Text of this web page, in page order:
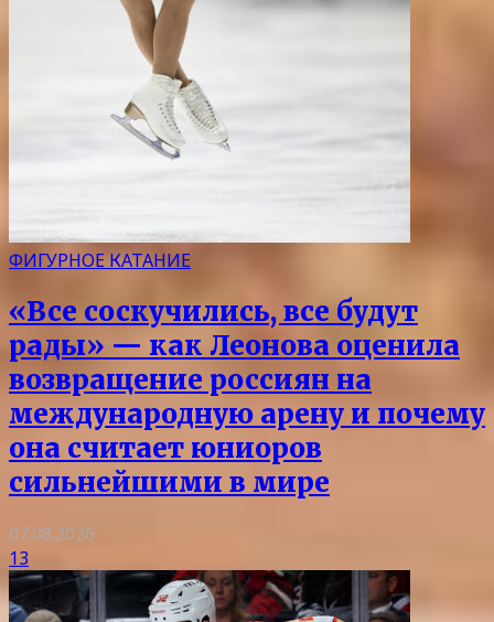
ФИГУРНОЕ КАТАНИЕ
«Все соскучились, все будут
рады» — как Леонова оценила
возвращение россиян на
международную арену и почему
она считает юниоров
сильнейшими в мире
07.08.2026
13